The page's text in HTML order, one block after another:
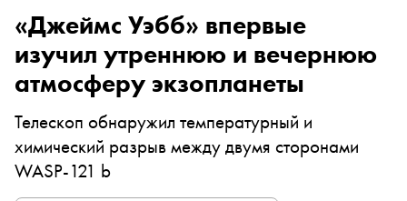
«Джеймс Уэбб» впервые
изучил утреннюю и вечернюю
атмосферу экзопланеты
Телескоп обнаружил температурный и
химический разрыв между двумя сторонами
WASP-121 b